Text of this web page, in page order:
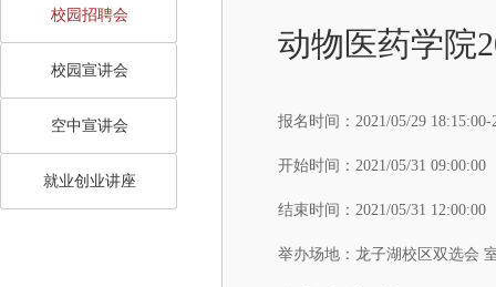
校园招聘会
校园宣讲会
空中宣讲会
就业创业讲座
动物医药学院
报名时间： 2021/05/29
开始时间： 2021/05/31 09:00:00
结束时间： 2021/05/31 12:00:00
举办场地： 龙子湖校区双选会